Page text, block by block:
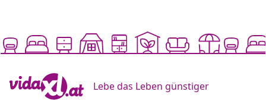
Lebe das Leben günstiger